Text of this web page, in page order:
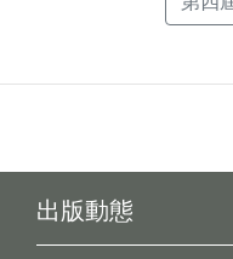
出版動態